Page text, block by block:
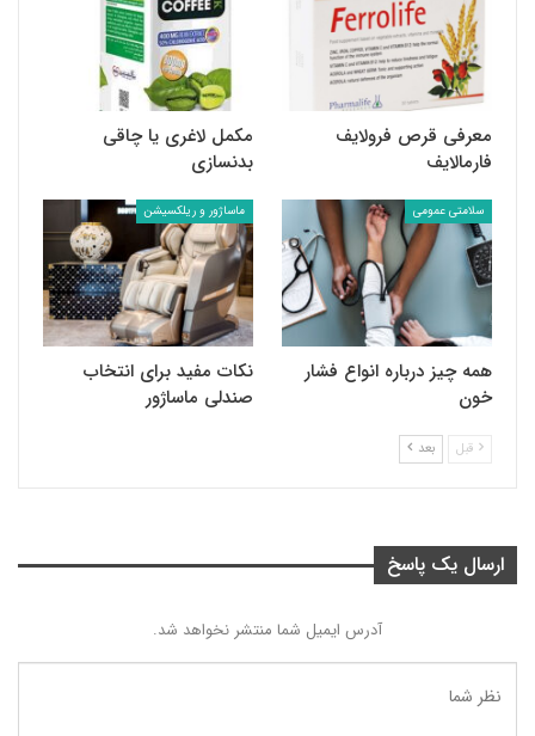
معرفی قرص فرولایف
فارمالایف
مکمل لاغری یا چاقی
بدنسازی
سلامتی عمومی
همه چیز درباره انواع فشار
خون
ماساژور و ریلکسیشن
نکات مفید برای انتخاب
صندلی ماساژور
قبل بعد
ارسال یک پاسخ
آدرس ایمیل شما منتشر نخواهد شد.